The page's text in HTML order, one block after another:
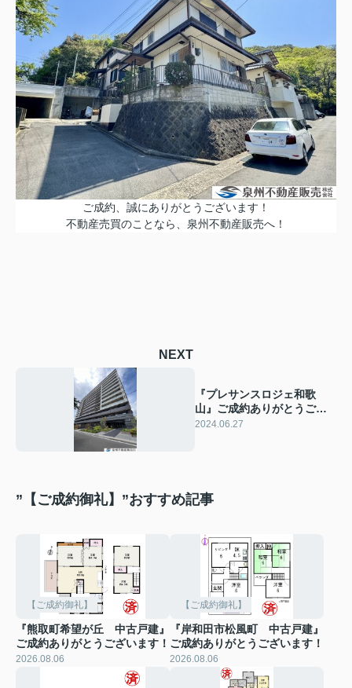
ご成約、誠にありがとうございます！
不動産売買のことなら、泉州不動産販売へ！
NEXT
『プレサンスロジェ和歌
山』ご成約ありがとうござ
います！
2024.06.27
”【ご成約御礼】”おすすめ記事
【ご成約御礼】
『熊取町希望が丘 中古戸建』
ご成約ありがとうございます！
2026.08.06
【ご成約御礼】
『岸和田市松風町 中古戸建』
ご成約ありがとうございます！
2026.08.06